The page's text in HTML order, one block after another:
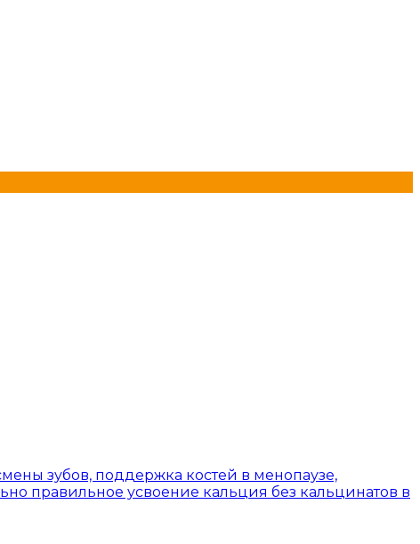
зубов, поддержка костей в менопаузе,
правильное усвоение кальция без кальцинатов в